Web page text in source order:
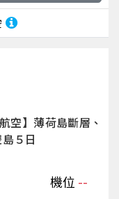
空】薄荷島斷層、
５日
機位 --